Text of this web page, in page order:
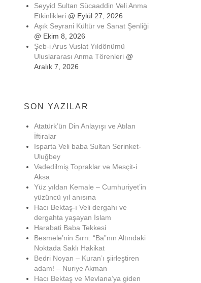
Seyyid Sultan Sücaaddin Veli Anma
Etkinlikleri @ Eylül 27, 2026
Aşık Seyrani Kültür ve Sanat Şenliği
@ Ekim 8, 2026
Şeb-i Arus Vuslat Yıldönümü
Uluslararası Anma Törenleri @
Aralık 7, 2026
SON YAZILAR
Atatürk’ün Din Anlayışı ve Atılan
İftiralar
Isparta Veli baba Sultan Serinket-
Uluğbey
Vadedilmiş Topraklar ve Mesçit-i
Aksa
Yüz yıldan Kemale – Cumhuriyet’in
yüzüncü yıl anısına
Hacı Bektaş-ı Veli dergahı ve
dergahta yaşayan İslam
Harabati Baba Tekkesi
Besmele’nin Sırrı: “Ba”nın Altındaki
Noktada Saklı Hakikat
Bedri Noyan – Kuran’ı şiirleştiren
adam! – Nuriye Akman
Hacı Bektaş ve Mevlana’ya giden